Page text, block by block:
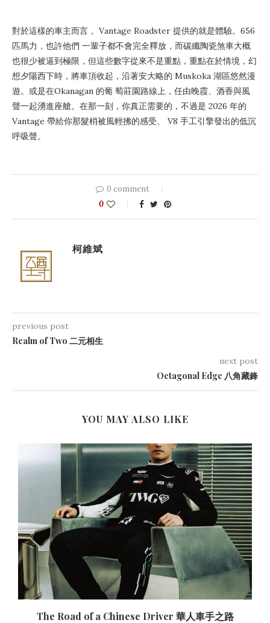
對於這樣的車主而言， Vantage Roadster 提供的就是體驗。656
匹馬力，也許他們 一輩子都不會完全釋放，而碳纖陶瓷煞車大概
也很少被逼到極限，但這些數字從來不是重點，重點在於情境，幻
想夕陽西下時，將車頂收起，沿著安大略的 Muskoka 湖區悠然漫
遊。或是在Okanagan 的葡 萄莊園路線上，任由晚霞、酒香與風
聲一起湧進座艙。在那一刻，你真正需要的，不過是 2026 年的
Vantage 帶給你那髮梢被風輕拂的感受、 V8 手工引擎發出的低沉
呼吸聲。
0 comment
0
柯維斌
previous post
Realm of Two 二元相生
next post
Octagonal Edge 八角藏鋒
YOU MAY ALSO LIKE
The Road of a Chinese Driver 華人車手之路